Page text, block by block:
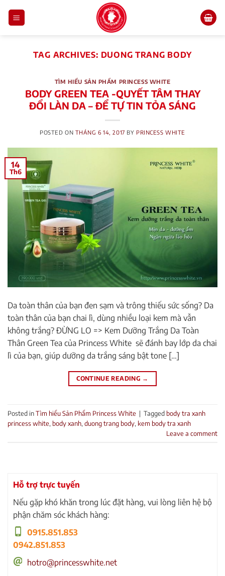
TAG ARCHIVES: DUONG TRANG BODY
TÌM HIỂU SẢN PHẨM PRINCESS WHITE
BODY GREEN TEA -QUYẾT TÂM THAY
ĐỔI LÀN DA – ĐỂ TỰ TIN TỎA SÁNG
POSTED ON THÁNG 6 14, 2017 BY PRINCESS WHITE
14
Th6
Da toàn thân của bạn đen sạm và trông thiếu sức sống? Da
toàn thân của bạn chai lì, dùng nhiều loại kem mà vẫn
không trắng? ĐỪNG LO => Kem Dưỡng Trắng Da Toàn
Thân Green Tea của Princess White sẽ đánh bay lớp da chai
lì của bạn, giúp dưỡng da trắng sáng bật tone […]
CONTINUE READING →
Posted inTìm hiểu Sản Phẩm Princess White | Tagged body tra xanh
princess white, body xanh, duong trang body, kem body tra xanh
Leave a comment
Hỗ trợ trực tuyến
Nếu gặp khó khăn trong lúc đặt hàng, vui lòng liên hệ bộ
phận chăm sóc khách hàng:
0915.851.853
0942.851.853
hotro@princesswhite.net